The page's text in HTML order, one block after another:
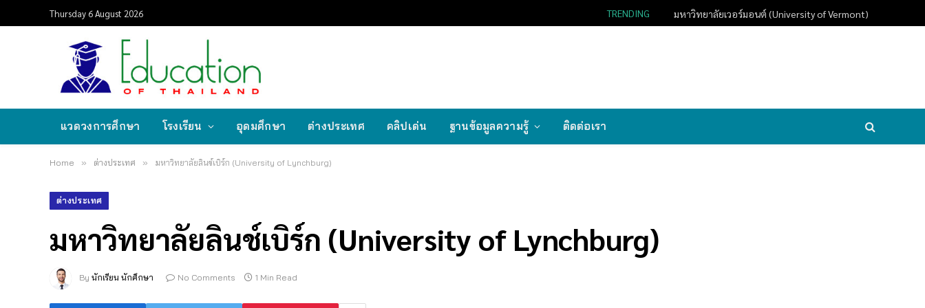
Thursday 6 August 2026 TRENDING มหาวิทยาลัยเวอร์มอนต์ (University of Vermont)
แวดวงการศึกษา โรงเรียน อุดมศึกษา ต่างประเทศ คลิปเด่น ฐานข้อมูลความรู้ ติดต่อเรา
Home » ต่างประเทศ » มหาวิทยาลัยลินช์เบิร์ก (University of Lynchburg)
ต่างประเทศ
มหาวิทยาลัยลินช์เบิร์ก (University of Lynchburg)
By นักเรียน นักศึกษา No Comments 1 Min Read